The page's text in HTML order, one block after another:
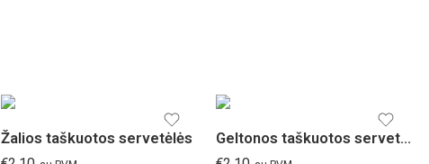
Žalios taškuotos servetėlės
Geltonos taškuotos servetėlės